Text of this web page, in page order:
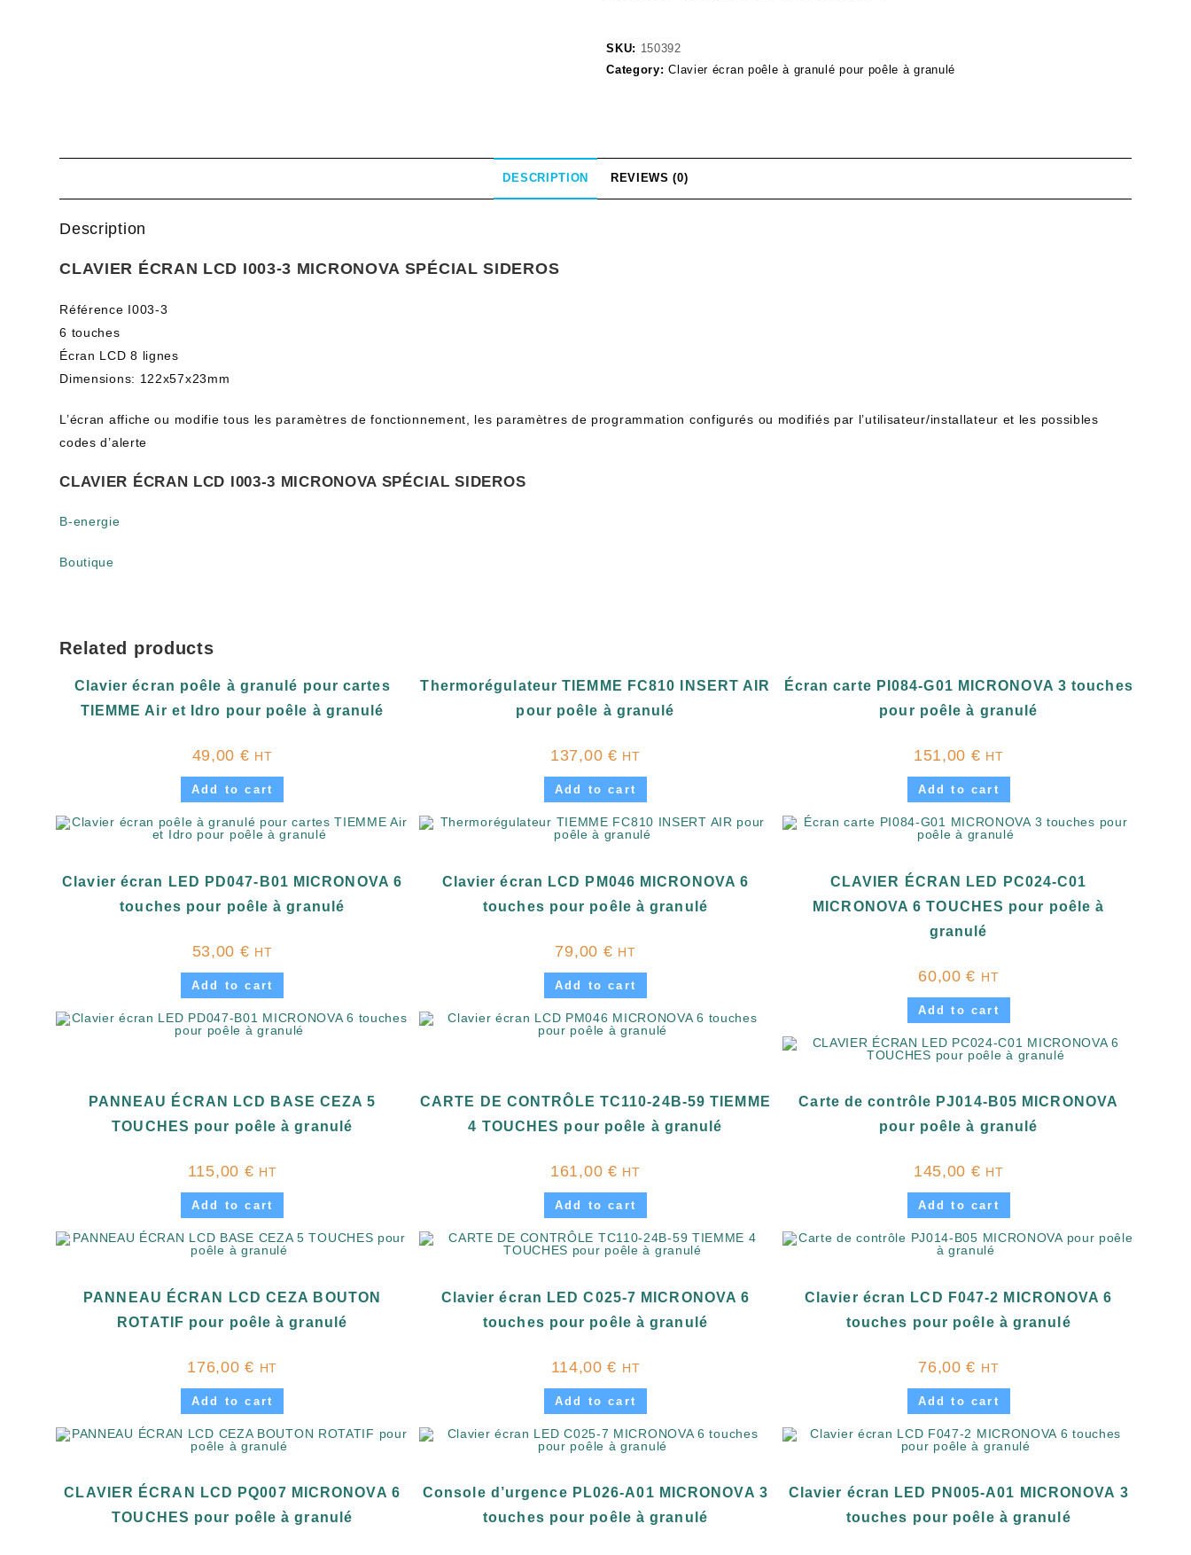
SKU: 150392
Category:Clavier écran poêle à granulé pour poêle à granulé
DESCRIPTION REVIEWS (0)
Description
CLAVIER ÉCRAN LCD I003-3 MICRONOVA SPÉCIAL SIDEROS
Référence I003-3
6 touches
Écran LCD 8 lignes
Dimensions: 122x57x23mm
L’écran affiche ou modifie tous les paramètres de fonctionnement, les paramètres de programmation configurés ou modifiés par l’utilisateur/installateur et les possibles
codes d’alerte
CLAVIER ÉCRAN LCD I003-3 MICRONOVA SPÉCIAL SIDEROS
B-energie
Boutique
Related products
Clavier écran poêle à granulé pour cartes
TIEMME Air et Idro pour poêle à granulé
49,00 € HT
Add to cart
Thermorégulateur TIEMME FC810 INSERT AIR
pour poêle à granulé
137,00 € HT
Add to cart
Écran carte PI084-G01 MICRONOVA 3 touches
pour poêle à granulé
151,00 € HT
Add to cart
Clavier écran LED PD047-B01 MICRONOVA 6
touches pour poêle à granulé
53,00 € HT
Add to cart
Clavier écran LCD PM046 MICRONOVA 6
touches pour poêle à granulé
79,00 € HT
Add to cart
CLAVIER ÉCRAN LED PC024-C01
MICRONOVA 6 TOUCHES pour poêle à
granulé
60,00€ HT
Add to cart
PANNEAU ÉCRAN LCD BASE CEZA 5
TOUCHES pour poêle à granulé
115,00 € HT
Add to cart
CARTE DE CONTRÔLE TC110-24B-59 TIEMME
4 TOUCHES pour poêle à granulé
161,00 € HT
Add to cart
Carte de contrôle PJ014-B05 MICRONOVA
pour poêle à granulé
145,00 € HT
Add to cart
PANNEAU ÉCRAN LCD CEZA BOUTON
ROTATIF pour poêle à granulé
176,00€ HT
Add to cart
Clavier écran LED C025-7 MICRONOVA 6
touches pour poêle à granulé
114,00€ HT
Add to cart
Clavier écran LCD F047-2 MICRONOVA 6
touches pour poêle à granulé
76,00€ HT
Add to cart
CLAVIER ÉCRAN LCD PQ007 MICRONOVA 6
TOUCHES pour poêle à granulé
Console d’urgence PL026-A01 MICRONOVA 3
touches pour poêle à granulé
Clavier écran LED PN005-A01 MICRONOVA 3
touches pour poêle à granulé